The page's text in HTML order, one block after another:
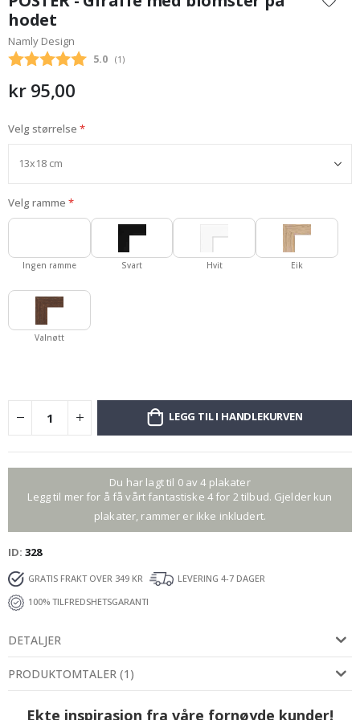
begynnelsen
av
bildegalleri
hodet
Namly Design
Gjennomsnittskarakter:
5.0 (stemmer:
1 )
kr 95,00
Velg størrelse
Velg ramme
Ingen ramme Svart Hvit Eik
Valnøtt
LEGG TIL I HANDLEKURVEN
Du har lagt til 0 av 4 plakater
Legg til mer for å få vårt fantastiske 4 for 2 tilbud. Gjelder kun
plakater, rammer er ikke inkludert.
ID 328
GRATIS FRAKT OVER 349 KR
LEVERING 4-7 DAGER
100% TILFREDSHETSGARANTI
DETALJER
PRODUKTOMTALER (1 )
Ekte inspirasjon fra våre fornøyde kunder!